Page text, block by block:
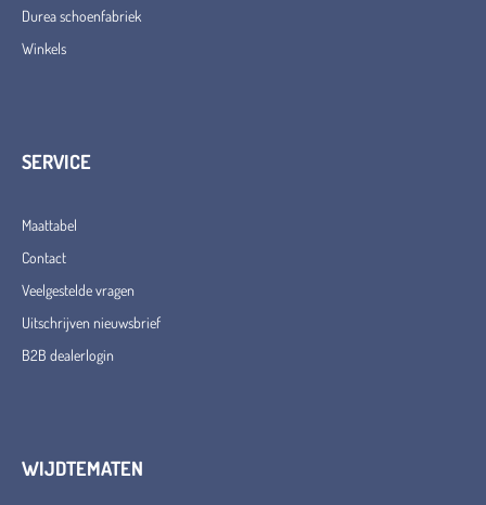
Durea schoenfabriek
Winkels
SERVICE
Maattabel
Contact
Veelgestelde vragen
Uitschrijven nieuwsbrief
B2B dealerlogin
WIJDTEMATEN